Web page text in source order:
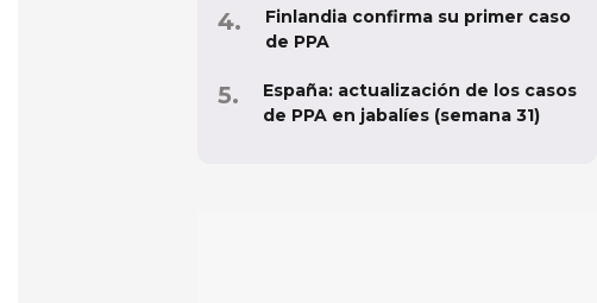
Finlandia confirma su primer caso
de PPA
España: actualización de los casos
de PPA en jabalíes (semana 31)